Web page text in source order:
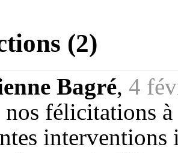
(2)
Bagré, 4
nos félicitations